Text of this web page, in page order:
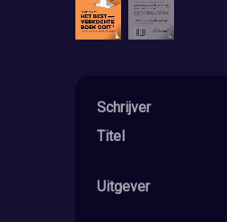
Schrijver
Titel
Uitgever